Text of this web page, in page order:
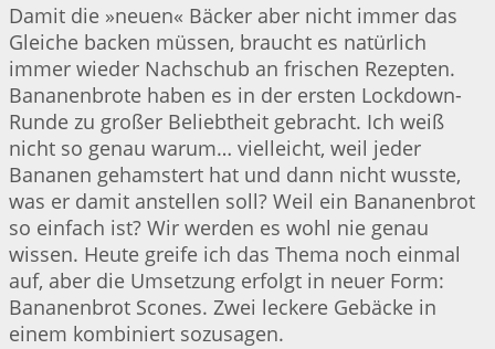
Damit die »neuen« Bäcker aber nicht immer das
Gleiche backen müssen, braucht es natürlich
immer wieder Nachschub an frischen Rezepten.
Bananenbrote haben es in der ersten Lockdown-
Runde zu großer Beliebtheit gebracht. Ich weiß
nicht so genau warum… vielleicht, weil jeder
Bananen gehamstert hat und dann nicht wusste,
was er damit anstellen soll? Weil ein Bananenbrot
so einfach ist? Wir werden es wohl nie genau
wissen. Heute greife ich das Thema noch einmal
auf, aber die Umsetzung erfolgt in neuer Form:
Bananenbrot Scones. Zwei leckere Gebäcke in
einem kombiniert sozusagen.